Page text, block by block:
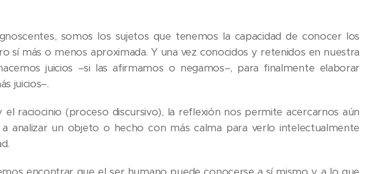
somos los sujetos que tenemos la capacidad de conocer los
sí más o menos aproximada. Y una vez conocidos y retenidos en nuestra
juicios –si las afirmamos o negamos–, para finalmente elaborar
juicios–.
raciocinio (proceso discursivo), la reflexión nos permite acercarnos aún
analizar un objeto o hecho con más calma para verlo intelectualmente